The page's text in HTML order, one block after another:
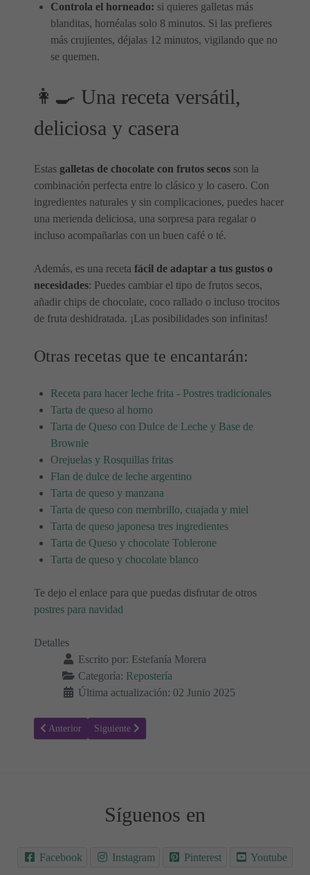
Controla el horneado: si quieres galletas más
blanditas, hornéalas solo 8 minutos. Si las prefieres
más crujientes, déjalas 12 minutos, vigilando que no
se quemen.
👩‍🍳 Una receta versátil,
deliciosa y casera
Estas galletas de chocolate con frutos secos son la
combinación perfecta entre lo clásico y lo casero. Con
ingredientes naturales y sin complicaciones, puedes hacer
una merienda deliciosa, una sorpresa para regalar o
incluso acompañarlas con un buen café o té.
Además, es una receta fácil de adaptar a tus gustos o
necesidades: Puedes cambiar el tipo de frutos secos,
añadir chips de chocolate, coco rallado o incluso trocitos
de fruta deshidratada. ¡Las posibilidades son infinitas!
Otras recetas que te encantarán:
Receta para hacer leche frita - Postres tradicionales
Tarta de queso al horno
Tarta de Queso con Dulce de Leche y Base de
Brownie
Orejuelas y Rosquillas fritas
Flan de dulce de leche argentino
Tarta de queso y manzana
Tarta de queso con membrillo, cuajada y miel
Tarta de queso japonesa tres ingredientes
Tarta de Queso y chocolate Toblerone
Tarta de queso y chocolate blanco
Te dejo el enlace para que puedas disfrutar de otros
postres para navidad
Detalles
Escrito por: Estefanía Morera
Categoría: Repostería
Última actualización: 02 Junio 2025
Artículo anterior: Recetas de Postres Sin Horno y Fáciles para el
Anterior Artículo siguiente: Receta para hacer Brownies 🤤
Siguiente
Síguenos en
Facebook Instagram Pinterest Youtube